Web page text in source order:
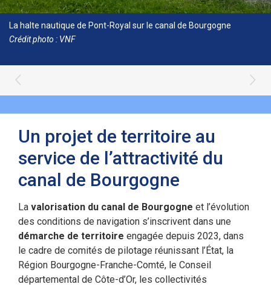
La halte nautique de Pont-Royal sur le canal de Bourgogne
Crédit photo : VNF
Un projet de territoire au
service de l’attractivité du
canal de Bourgogne
La valorisation du canal de Bourgogne et l’évolution
des conditions de navigation s’inscrivent dans une
démarche de territoire engagée depuis 2023, dans
le cadre de comités de pilotage réunissant l’État, la
Région Bourgogne-Franche-Comté, le Conseil
départemental de Côte-d’Or, les collectivités